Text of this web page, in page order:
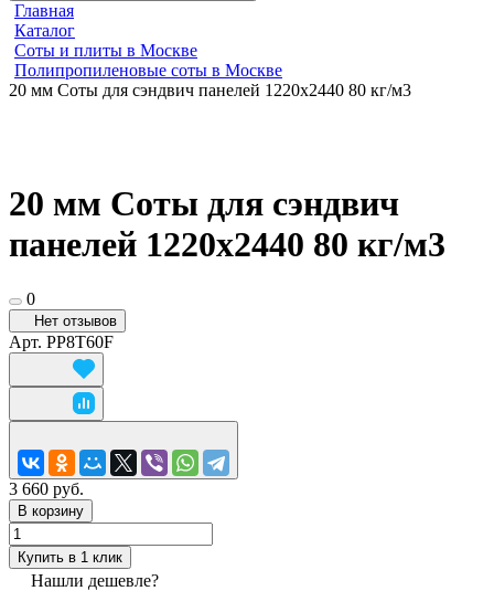
Главная
Каталог
Соты и плиты в Москве
Полипропиленовые соты в Москве
20 мм Соты для сэндвич панелей 1220х2440 80 кг/м3
20 мм Соты для сэндвич
панелей 1220х2440 80 кг/м3
0
Нет отзывов
Арт. PP8T60F
3 660 руб.
В корзину
Купить в 1 клик
Нашли дешевле?